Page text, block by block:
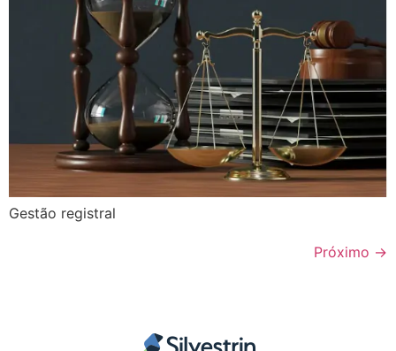
Gestão registral
Próximo →